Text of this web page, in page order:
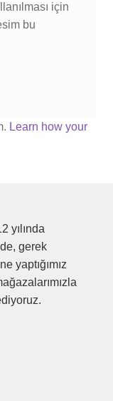
için
bu
Learn how your
yılında
gerek
yaptığımız